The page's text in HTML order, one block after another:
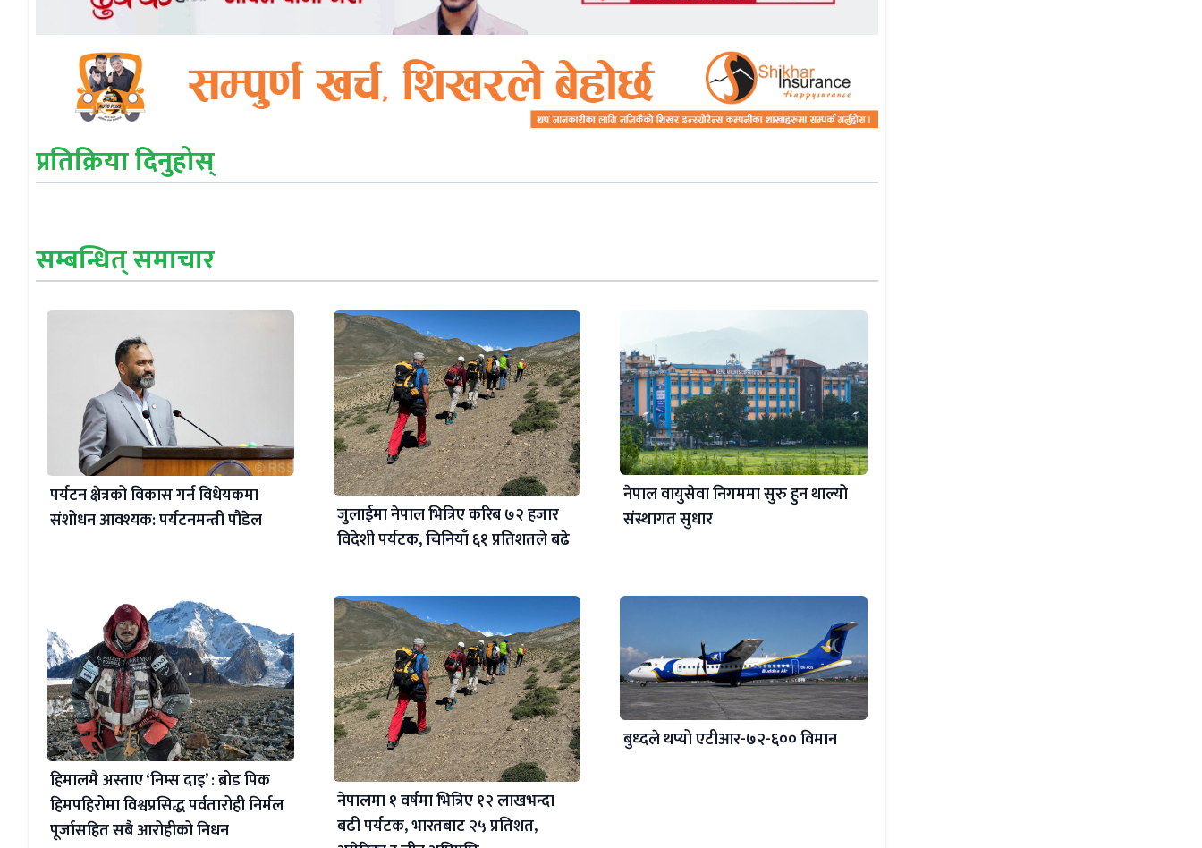
प्रतिक्रिया दिनुहोस्
सम्बन्धित् समाचार
पर्यटन क्षेत्रको विकास गर्न विधेयकमा
संशोधन आवश्यक: पर्यटनमन्त्री पौडेल
जुलाईमा नेपाल भित्रिए करिब ७२ हजार
विदेशी पर्यटक, चिनियाँ ६१ प्रतिशतले बढे
नेपाल वायुसेवा निगममा सुरु हुन थाल्यो
संस्थागत सुधार
हिमालमै अस्ताए ‘निम्स दाइ’ : ब्रोड पिक
हिमपहिरोमा विश्वप्रसिद्ध पर्वतारोही निर्मल
पूर्जासहित सबै आरोहीको निधन
नेपालमा १ वर्षमा भित्रिए १२ लाखभन्दा
बढी पर्यटक, भारतबाट २५ प्रतिशत,
बुध्दले थप्यो एटीआर-७२-६०० विमान